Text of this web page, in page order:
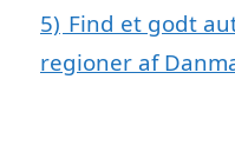
5) Find et godt
regioner af